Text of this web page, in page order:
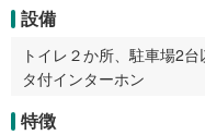
設備
トイレ２か所、駐車場2
タ付インターホン
特徴